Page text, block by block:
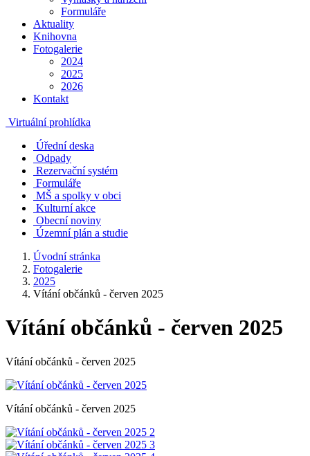
Formuláře
Aktuality
Knihovna
Fotogalerie
2024
2025
2026
Kontakt
Virtuální prohlídka
Úřední deska
Odpady
Rezervační systém
Formuláře
MŠ a spolky v obci
Kulturní akce
Obecní noviny
Územní plán a studie
Úvodní stránka
Fotogalerie
2025
Vítání občánků - červen 2025
Vítání občánků - červen 2025
Vítání občánků - červen 2025
Vítání občánků - červen 2025